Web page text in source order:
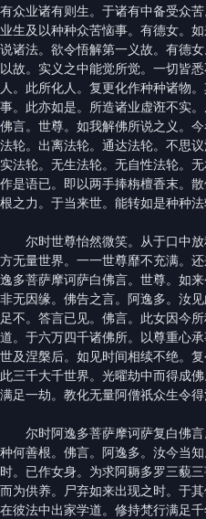
有众业诸有则生。于诸有中备受众
业生及以种种众苦恼事。有德女。
说诸法。欲令悟解第一义故。有德
以故。实义之中能觉所觉。一切皆
人。此所化人。复更化作种种诸物
事。此亦如是。所造诸业虚诳不实
佛言。世尊。如我解佛所说之义。
法轮。出离法轮。通达法轮。不思
实法轮。无生法轮。无自性法轮。
作是语已。即以两手捧栴檀香末。
根之力。于当来世。能转如是种种法
尔时世尊怡然微笑。从于口中放
方无量世界。一一世尊靡不充满。
逸多菩萨摩诃萨白佛言。世尊。如
非无因缘。佛告之言。阿逸多。汝
足不。答言已见。佛言。此女因今
道。于六万四千诸佛所。以尊重心
世及涅槃后。如见时间相续不绝。
此三千大千世界。光曜劫中而得成
满足一劫。教化无量阿僧祇众生令得
尔时阿逸多菩萨摩诃萨复白佛言
种何善根。佛言。阿逸多。汝今当
时。已作女身。为求阿耨多罗三藐
而为供养。尸弃如来出现之时。于
在彼法中出家学道。修持梵行满足